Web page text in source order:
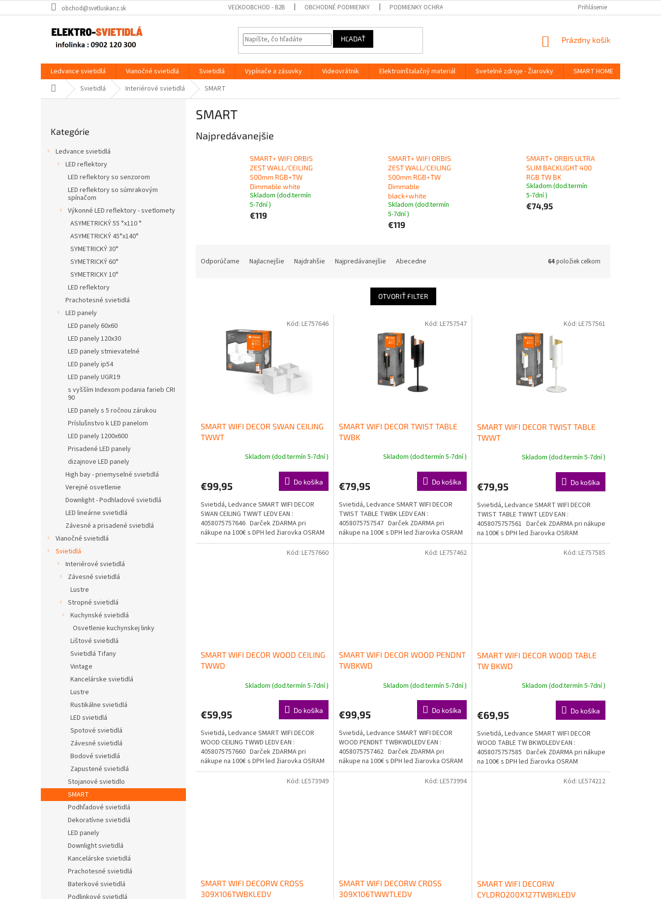
na
obchod@svetluskanz.sk VEĽKOOBCHOD - B2B OBCHODNÉ PODMIENKY PODMIENKY OCHRANY OSOBNÝCH ÚDAJOV Prihlásenie
HĽADAŤ
NÁKUPNÝ
Prázdny košík
Ledvance svietidlá Vianočné svietidlá Svietidlá Vypínače a zásuvky Videovrátnik Elektroinštalačný materiál Svetelné zdroje - Žiarovky SMART HOME
DomovSvietidlá Interiérové svietidlá SMART
kategórie
Kategórie
Ledvance svietidlá
LED reflektory
LED reflektory so senzorom
LED reflektory so súmrakovým
spínačom
Výkonné LED reflektory - svetlomety
ASYMETRICKÝ 55 °x110 °
ASYMETRICKÝ 45°x140°
SYMETRICKÝ 30°
SYMETRICKÝ 60°
SYMETRICKY 10°
LED reflektory
Prachotesné svietidlá
LED panely
LED panely 60x60
LED panely 120x30
LED panely stmievatelné
LED panely ip54
LED panely UGR19
s vyšším Indexom podania farieb CRI
90
LED panely s 5 ročnou zárukou
Príslušnstvo k LED panelom
LED panely 1200x600
Prisadené LED panely
dizajnove LED panely
High bay - priemyselné svietidlá
Verejné osvetlenie
Downlight - Podhladové svietidlá
LED lineárne svietidlá
Závesné a prisadené svietidlá
Vianočné svietidlá
Svietidlá
Interiérové svietidlá
Závesné svietidlá
Lustre
Stropné svietidlá
Kuchynské svietidlá
Osvetlenie kuchynskej linky
Lištové svietidlá
Svietidlá Tifany
Vintage
Kancelárske svietidlá
Lustre
Rustikálne svietidlá
LED svietidlá
Spotové svietidlá
Závesné svietidlá
Bodové svietidlá
Zapustené svietidlá
Stojanové svietidlo
SMART
Podhľadové svietidlá
Dekoratívne svietidlá
LED panely
Downlight svietidlá
Kancelárske svietidlá
Prachotesné svietidlá
Baterkové svietidlá
Podlinkové svietidlá
SMART
Najpredávanejšie
SMART+ WIFI ORBIS
ZEST WALL/CEILING
500mm RGB+TW
Dimmable white
Skladom (dod.termín
5-7dní )
€119
SMART+ WIFI ORBIS
ZEST WALL/CEILING
500mm RGB+TW
Dimmable
black+white
Skladom (dod.termín
5-7dní )
€119
SMART+ ORBIS ULTRA
SLIM BACKLIGHT 400
RGB TW BK
Skladom (dod.termín
5-7dní )
€74,95
Odporúčame Najlacnejšie Najdrahšie Najpredávanejšie Abecedne 64položiek celkom
OTVORIŤ FILTER
SMART WIFI DECOR SWAN CEILING
TWWT
Skladom (dod.termín 5-7dní )
€99,95 Do košíka
Svietidá, Ledvance SMART WIFI DECOR
SWAN CEILING TWWT LEDV EAN :
4058075757646 Darček ZDARMA pri
nákupe na 100€ s DPH led žiarovka OSRAM
Doprava...
Kód: LE757646
SMART WIFI DECOR TWIST TABLE
TWBK
Skladom (dod.termín 5-7dní )
€79,95 Do košíka
Svietidá, Ledvance SMART WIFI DECOR
TWIST TABLE TWBK LEDV EAN :
4058075757547 Darček ZDARMA pri
nákupe na 100€ s DPH led žiarovka OSRAM
Doprava...
Kód: LE757547
SMART WIFI DECOR TWIST TABLE
TWWT
Skladom (dod.termín 5-7dní )
€79,95 Do košíka
Svietidá, Ledvance SMART WIFI DECOR
TWIST TABLE TWWT LEDV EAN :
4058075757561 Darček ZDARMA pri nákupe
na 100€ s DPH led žiarovka OSRAM
Doprava...
Kód: LE757561
SMART WIFI DECOR WOOD CEILING
TWWD
Skladom (dod.termín 5-7dní )
€59,95 Do košíka
Svietidá, Ledvance SMART WIFI DECOR
WOOD CEILING TWWD LEDV EAN :
4058075757660 Darček ZDARMA pri
nákupe na 100€ s DPH led žiarovka OSRAM
Doprava...
Kód: LE757660
SMART WIFI DECOR WOOD PENDNT
TWBKWD
Skladom (dod.termín 5-7dní )
€99,95 Do košíka
Svietidá, Ledvance SMART WIFI DECOR
WOOD PENDNT TWBKWDLEDV EAN :
4058075757462 Darček ZDARMA pri
nákupe na 100€ s DPH led žiarovka OSRAM
Doprava...
Kód: LE757462
SMART WIFI DECOR WOOD TABLE
TW BKWD
Skladom (dod.termín 5-7dní )
€69,95 Do košíka
Svietidá, Ledvance SMART WIFI DECOR
WOOD TABLE TW BKWDLEDV EAN :
4058075757585 Darček ZDARMA pri nákupe
na 100€ s DPH led žiarovka OSRAM
Doprava...
Kód: LE757585
SMART WIFI DECORW CROSS
309X106TWBKLEDV
Kód: LE573949
SMART WIFI DECORW CROSS
309X106TWWTLEDV
Kód: LE573994
SMART WIFI DECORW
CYLDRO200X127TWBKLEDV
Kód: LE574212